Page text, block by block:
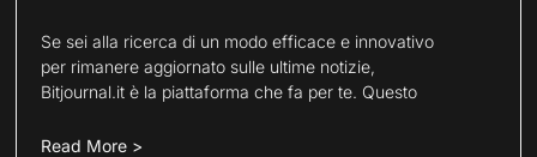
Se sei alla ricerca di un modo efficace e innovativo
per rimanere aggiornato sulle ultime notizie,
Bitjournal.it è la piattaforma che fa per te. Questo
Read More >